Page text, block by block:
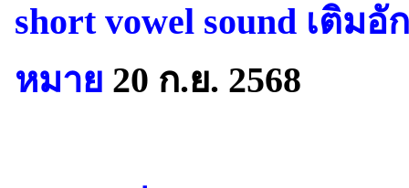
short vowel sound เติม
หมาย 20 ก.ย. 2568